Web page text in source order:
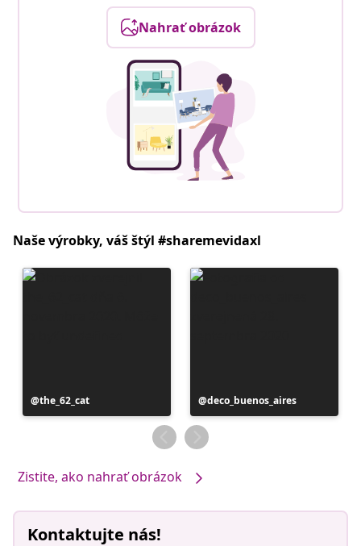
Nahrať obrázok
Naše výrobky, váš štýl #sharemevidaxl
Príspevok
zverejnil
the_62_cat
Príspevok
zverejnil
deco_buenos_aires
Zistite, ako nahrať obrázok
Kontaktujte nás!